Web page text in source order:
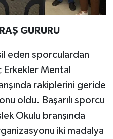
GURURU
eden sporculardan
Erkekler Mental
rakiplerini geride
oldu. Başarılı sporcu
Okulu branşında
iki madalya